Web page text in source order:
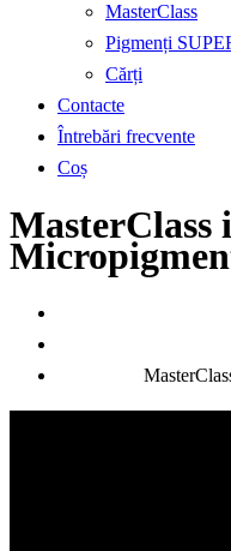
MasterClass
Pigmenți
Cărți
Contacte
Întrebări frecvente
Coș
MasterClass